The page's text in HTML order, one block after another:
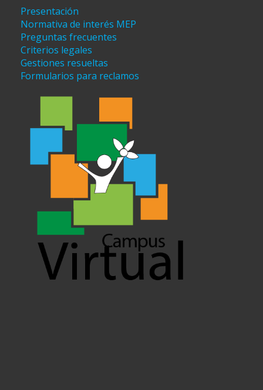
Presentación
Normativa de interés MEP
Preguntas frecuentes
Criterios legales
Gestiones resueltas
Formularios para reclamos